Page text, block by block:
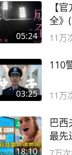
05:24
【
全》
英 #
11万
03:25
110
11万
18:10
巴西
最先